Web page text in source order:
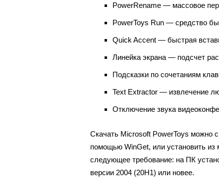
PowerRename — массовое
PowerToys Run — средство
Quick Accent — быстрая
Линейка экрана — подсчет
Подсказки по сочетаниям
Text Extractor — извлечение
Отключение звука
Скачать Microsoft PowerToys можно
помощью WinGet, или установить
следующее требование: на ПК
версии 2004 (20H1) или новее.